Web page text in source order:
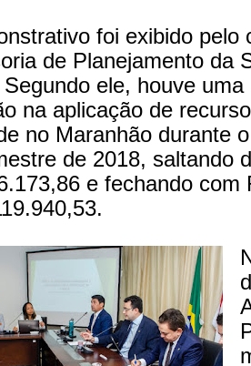
foi exibido pelo
de Planejamento da
ele, houve uma
na aplicação de
no Maranhão durante
de 2018, saltando
e fechando com